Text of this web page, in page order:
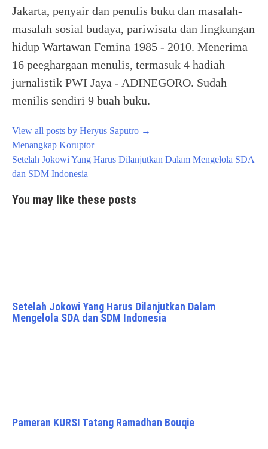
Jakarta, penyair dan penulis buku dan masalah-
masalah sosial budaya, pariwisata dan lingkungan
hidup Wartawan Femina 1985 - 2010. Menerima
16 peeghargaan menulis, termasuk 4 hadiah
jurnalistik PWI Jaya - ADINEGORO. Sudah
menilis sendiri 9 buah buku.
View all posts by Heryus Saputro →
Post
navigation
Menangkap Koruptor
Setelah Jokowi Yang Harus Dilanjutkan Dalam Mengelola SDA
dan SDM Indonesia
You may like these posts
Setelah Jokowi Yang Harus Dilanjutkan Dalam
Mengelola SDA dan SDM Indonesia
Pameran KURSI Tatang Ramadhan Bouqie